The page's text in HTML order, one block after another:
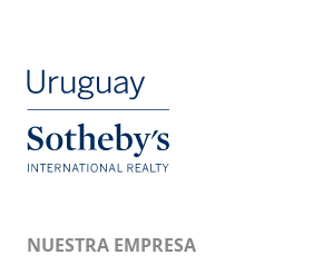
NUESTRA EMPRESA